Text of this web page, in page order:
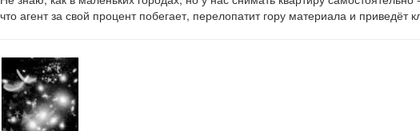
что агент за свой процент побегает, перелопатит гору материала и